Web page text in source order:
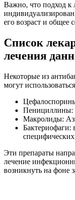
Важно, что подход
его возраст и общее
Список
лечения
Некоторые из
могут
Пенициллины:
Макролиды:
Бактериофаги:
Эти препараты
лечение
возникнуть на фоне